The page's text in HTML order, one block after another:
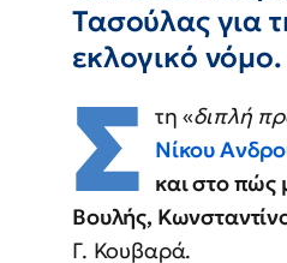
Τασούλας για
εκλογικό νόμο.
Σ τη «διπλή
Νίκου
και στο πώς
Βουλής,
Γ. Κουβαρά.